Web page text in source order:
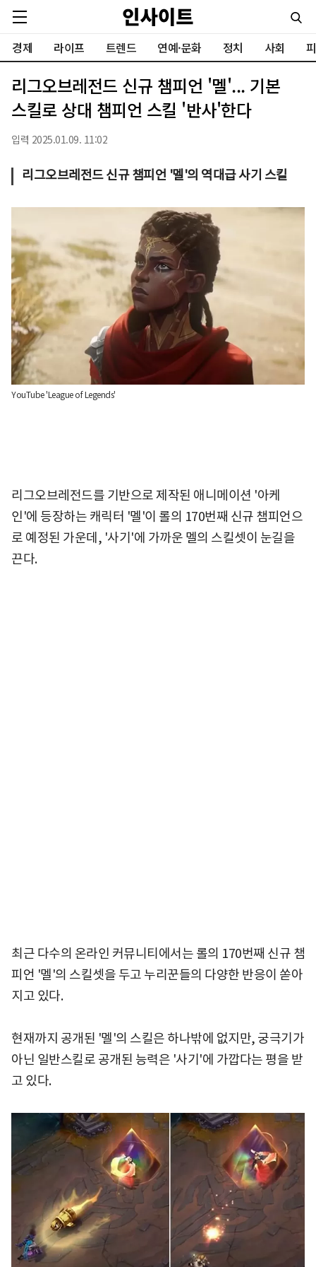
경제 라이프 트렌드 연예·문화 정치 사회
리그오브레전드 신규 챔피언 '멜'... 기본
스킬로 상대 챔피언 스킬 '반사'한다
입력 2025.01.09. 11:02
리그오브레전드 신규 챔피언 '멜'의 역대급 사기 스킬
YouTube 'League of Legends'
리그오브레전드를 기반으로 제작된 애니메이션 '아케
인'에 등장하는 캐릭터 '멜'이 롤의 170번째 신규 챔피언으
로 예정된 가운데, '사기'에 가까운 멜의 스킬셋이 눈길을
끈다.
최근 다수의 온라인 커뮤니티에서는 롤의 170번째 신규 챔
피언 '멜'의 스킬셋을 두고 누리꾼들의 다양한 반응이 쏟아
지고 있다.
현재까지 공개된 '멜'의 스킬은 하나밖에 없지만, 궁극기가
아닌 일반스킬로 공개된 능력은 '사기'에 가깝다는 평을 받
고 있다.